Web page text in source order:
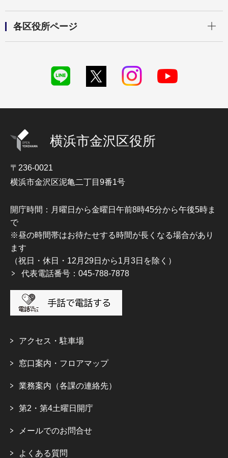
各区役所ページ
横浜市金沢区役所
〒236-0021
横浜市金沢区泥亀二丁目9番1号
開庁時間：月曜日から金曜日午前8時45分から午後5時ま
で
※昼の時間帯はお待たせする時間が長くなる場合があり
ます
（祝日・休日・12月29日から1月3日を除く）
代表電話番号：045-788-7878
アクセス・駐車場
窓口案内・フロアマップ
業務案内（各課の連絡先）
第2・第4土曜日開庁
メールでのお問合せ
よくある質問